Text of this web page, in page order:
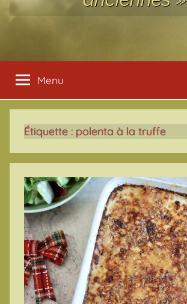
Menu
Étiquette : polenta à la truffe